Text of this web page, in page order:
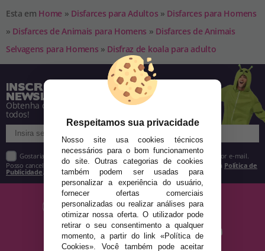
Esta em Home » Disfarces para Adultos » Disfarces para Homens
» Disfarces de Animais para Homens » Disfarces de Animais
Selvagens para Homens » Disfraz de koala para adulto
INSCREVA-SE NA NOSSA
NEWSLETTER
Obtenha descontos e saiba de tudo antes de
todos!
Gostaria de receber descontos exclusivos, novidades e tendências por e-mail.
Posso cancelar a inscrição a qualquer momento, conforme estipulado na Política de
Publicidade
Respeitamos sua privacidade
Nosso site usa cookies técnicos
necessários para o bom funcionamento
do site. Outras categorias de cookies
também podem ser usadas para
personalizar a experiência do usuário,
fornecer ofertas comerciais
personalizadas ou realizar análises para
otimizar nossa oferta. O utilizador pode
retirar o seu consentimento a qualquer
momento, a partir do link «Política de
Cookies». Você também pode aceitar